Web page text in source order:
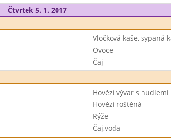
Čtvrtek 5. 1. 2017
Vločková kaše, sypaná
Ovoce
Čaj
Hovězí vývar s nudlemi
Hovězí roštěná
Rýže
Čaj,voda